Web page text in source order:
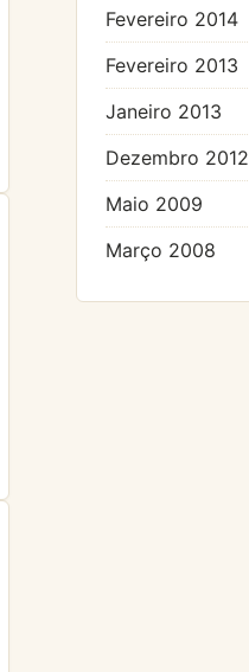
Fevereiro 2014
Fevereiro 2013
Janeiro 2013
Dezembro 2012
Maio 2009
Março 2008